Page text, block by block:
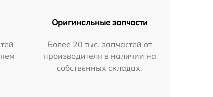
Оригинальные запчасти
Более 20 тыс. запчастей от
производителя в наличии на
собственных складах.